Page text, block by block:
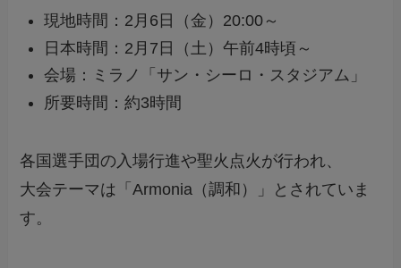
現地時間：2月6日（金）20:00～
日本時間：2月7日（土）午前4時頃～
会場：ミラノ「サン・シーロ・スタジアム」
所要時間：約3時間
各国選手団の入場行進や聖火点火が行われ、
大会テーマは「Armonia（調和）」とされていま
す。